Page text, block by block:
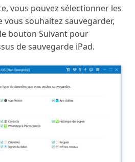
vous pouvez sélectionner les
vous souhaitez sauvegarder,
bouton Suivant pour
de sauvegarde iPad.